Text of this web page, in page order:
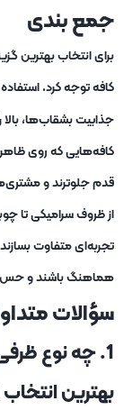
جمع‌ بندی
برای انتخاب بهترین
کافه توجه کرد.
جذابیت بشقاب‌ها،
کافه‌هایی که روی
قدم جلوترند و
از ظروف سرامیکی تا
تجربه‌ای متفاوت
هماهنگ باشند و حس
سؤالات
1. چه نوع
بهترین